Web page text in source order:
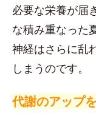
必要な栄養が届
な積み重なった
神経はさらに乱
しまうのです。
代謝のアップ